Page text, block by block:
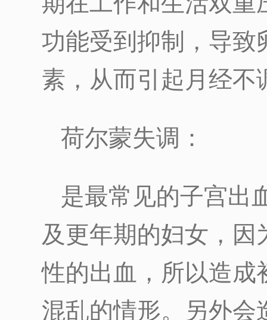
功能受到抑制，导致
素，从而引起月经不
荷尔蒙失调：
是最常见的子宫出
及更年期的妇女，因
性的出血，所以造成
混乱的情形。另外会